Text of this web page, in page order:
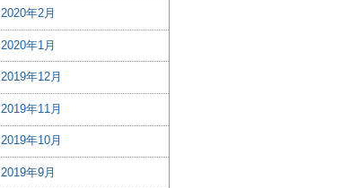
2020年2月
2020年1月
2019年12月
2019年11月
2019年10月
2019年9月